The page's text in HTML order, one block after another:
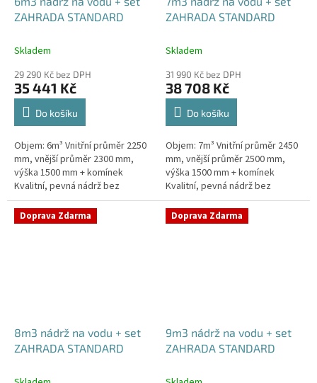
ZAHRADA STANDARD
Skladem
29 290 Kč bez DPH
35 441 Kč
Do košíku
Objem: 6m³ Vnitřní průměr 2250
mm, vnější průměr 2300 mm,
výška 1500 mm + komínek
Kvalitní, pevná nádrž bez
potřeby obetonování.Průměr a
umístění přítoku/ů, odtoku/ů
apod....
ZAHRADA STANDARD
Skladem
31 990 Kč bez DPH
38 708 Kč
Do košíku
Objem: 7m³ Vnitřní průměr 2450
mm, vnější průměr 2500 mm,
výška 1500 mm + komínek
Kvalitní, pevná nádrž bez
potřeby obetonování.Průměr a
umístění přítoku/ů, odtoku/ů
apod....
Doprava Zdarma
8m3 nádrž na vodu + set
ZAHRADA STANDARD
Doprava Zdarma
9m3 nádrž na vodu + set
ZAHRADA STANDARD